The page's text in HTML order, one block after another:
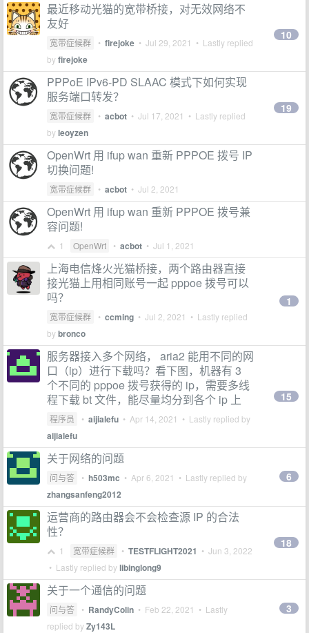
最近移动光猫的宽带桥接，对无效网络不
友好
宽带症候群 • firejoke • Jul 29, 2021 • Lastly replied
byfirejoke
10
PPPoE IPv6-PD SLAAC 模式下如何实现
服务端口转发？
宽带症候群 • acbot • Jul 17, 2021 • Lastly replied
byleoyzen
19
OpenWrt 用 ifup wan 重新 PPPOE 拨号 IP
切换问题!
宽带症候群 • acbot • Jul 2, 2021
OpenWrt 用 ifup wan 重新 PPPOE 拨号兼
容问题!
1 OpenWrt • acbot • Jul 1, 2021
上海电信烽火光猫桥接，两个路由器直接
接光猫上用相同账号一起 pppoe 拨号可以
吗？
宽带症候群 • ccming • Jul 2, 2021 • Lastly replied
bybronco
1
服务器接入多个网络， aria2 能用不同的网
口（ip）进行下载吗？看下图，机器有 3
个不同的 pppoe 拨号获得的 ip，需要多线
程下载 bt 文件，能尽量均分到各个 ip 上
程序员 • aijialefu • Apr 14, 2021 • Lastly replied by
aijialefu
15
关于网络的问题
问与答 • h503mc • Apr 6, 2021 • Lastly replied by
zhangsanfeng2012
6
运营商的路由器会不会检查源 IP 的合法
性？
1 宽带症候群 • TESTFLIGHT2021 • Jun 3, 2022
• Lastly replied bylibinglong9
18
关于一个通信的问题
问与答 • RandyColin • Feb 22, 2021 • Lastly
replied byZy143L
3